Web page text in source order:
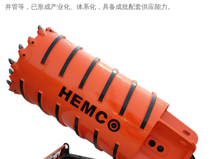
井管等，已形成产业化、体系化，具备成批配套供应能力。